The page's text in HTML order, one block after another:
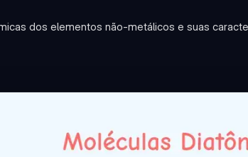
dos elementos não-metálicos e suas